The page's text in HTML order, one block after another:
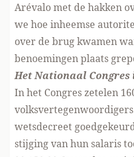
Arévalo met de hakken
we hoe inheemse
over de brug kwamen
benoemingen plaats
Het Nationaal
In het Congres zetelen
wetsdecreet
stijging van hun salaris